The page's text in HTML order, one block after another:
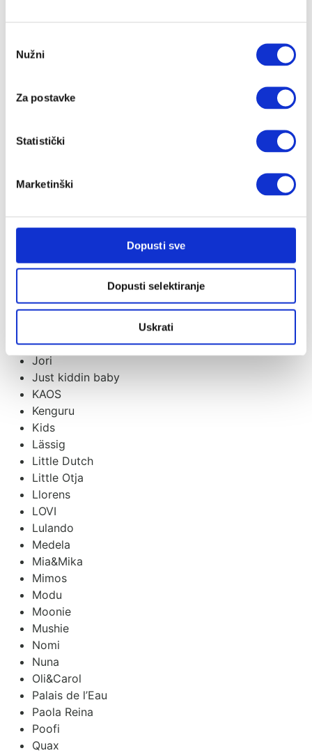
pristanka
Nužni
Za postavke
Statistički
Marketinški
Dopusti sve
Dopusti selektiranje
Uskrati
CoZee
Cybex
Ergobaby
Evolve
Flow Amsterdam
Guca
iCandy
Jabadabado
Jollein
Jori
Just kiddin baby
KAOS
Kenguru
Kids
Lässig
Little Dutch
Little Otja
Llorens
LOVI
Lulando
Medela
Mia&Mika
Mimos
Modu
Moonie
Mushie
Nomi
Nuna
Oli&Carol
Palais de l’Eau
Paola Reina
Poofi
Quax